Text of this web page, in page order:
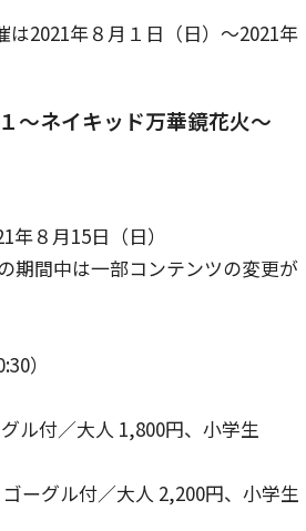
2021年８月１日（日）〜2021年
ネイキッド万華鏡花火〜
８月15日（日）
期間中は一部コンテンツの変更が
）
ル付／大人 1,800円、小学生
ーグル付／大人 2,200円、小学生